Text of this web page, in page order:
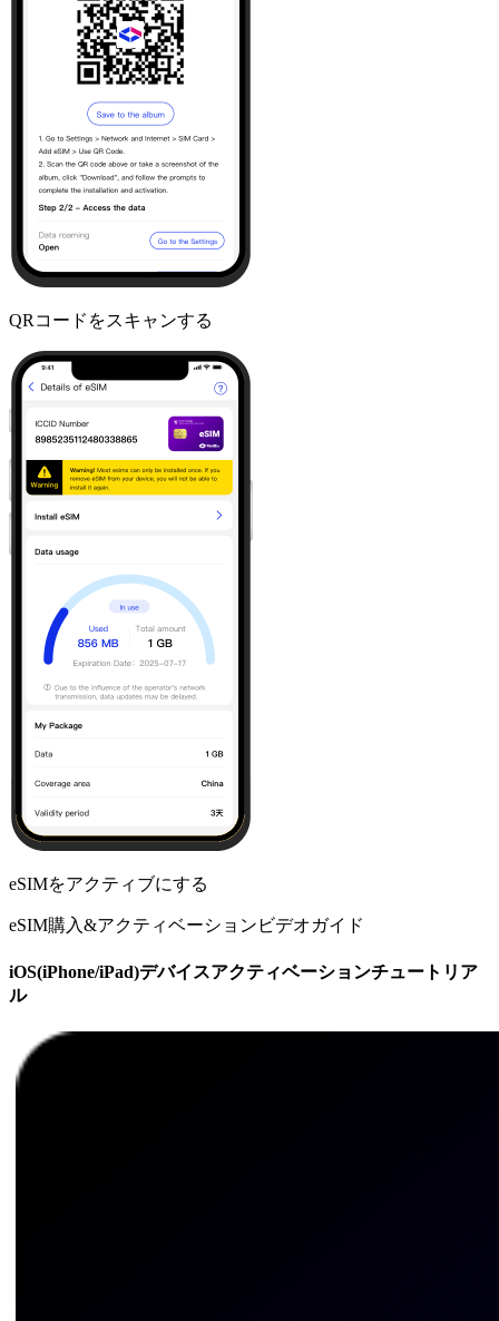
QRコードをスキャンする
eSIMをアクティブにする
eSIM購入&アクティベーションビデオガイド
iOS(iPhone/iPad)デバイスアクティベーションチュートリア
ル